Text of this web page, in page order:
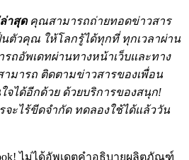
าสุดคุณสามารถถ่ายทอดข่าวสาร
ตัวคุณ ให้โลกรู้ได้ทุกที่ ทุกเวลาผ่าน
ถอัพเดทผ่านทางหน้าเว็บและทาง
มารถ ติดตามข่าวสารของเพื่อน
ได้อีกด้วย ด้วยบริการของสนุก!
ะไร้ขีดจำกัด ทดลองใช้ได้แล้ววัน
ไม่ได้อัพเดตคำอธิบายผลิตภัณฑ์